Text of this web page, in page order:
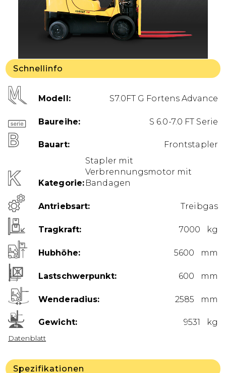
Schnellinfo
Modell S7.0FT G Fortens Advance
Baureihe S 6.0-7.0 FT Serie
Bauart Frontstapler
Kategorie
Stapler mit
Verbrennungsmotor mit
Bandagen
Antriebsart Treibgas
Tragkraft 7000 kg
Hubhöhe 5600 mm
Lastschwerpunkt 600 mm
Wenderadius 2585 mm
Gewicht 9531 kg
Datenblatt
Spezifikationen